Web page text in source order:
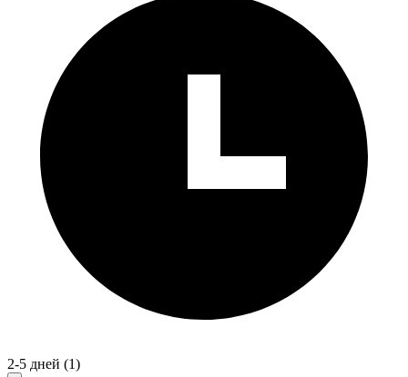
2-5 дней (1)